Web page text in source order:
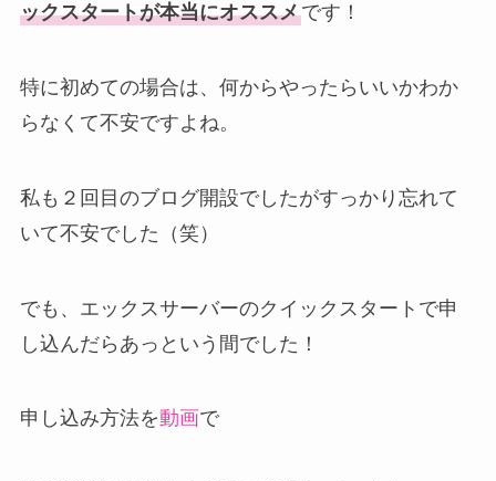
ックスタートが本当にオススメです！
特に初めての場合は、何からやったらいいかわか
らなくて不安ですよね。
私も２回目のブログ開設でしたがすっかり忘れて
いて不安でした（笑）
でも、エックスサーバーのクイックスタートで申
し込んだらあっという間でした！
申し込み方法を動画で